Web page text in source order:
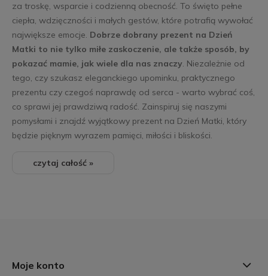
za troskę, wsparcie i codzienną obecność. To święto pełne
ciepła, wdzięczności i małych gestów, które potrafią wywołać
największe emocje. Dobrze dobrany prezent na Dzień
Matki to nie tylko miłe zaskoczenie, ale także sposób, by
pokazać mamie, jak wiele dla nas znaczy. Niezależnie od
tego, czy szukasz eleganckiego upominku, praktycznego
prezentu czy czegoś naprawdę od serca - warto wybrać coś,
co sprawi jej prawdziwą radość. Zainspiruj się naszymi
pomysłami i znajdź wyjątkowy prezent na Dzień Matki, który
będzie pięknym wyrazem pamięci, miłości i bliskości.
czytaj całość »
Moje konto